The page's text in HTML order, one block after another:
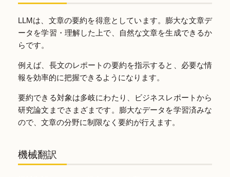
LLMは、文章の要約を得意としています。膨大な文章デ
ータを学習・理解した上で、自然な文章を生成できるか
らです。
例えば、長文のレポートの要約を指示すると、必要な情
報を効率的に把握できるようになります。
要約できる対象は多岐にわたり、ビジネスレポートから
研究論文までさまざまです。膨大なデータを学習済みな
ので、文章の分野に制限なく要約が行えます。
機械翻訳